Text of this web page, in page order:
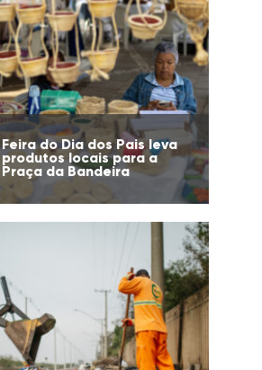
Feira do Dia dos Pais leva
produtos locais para a
Praça da Bandeira